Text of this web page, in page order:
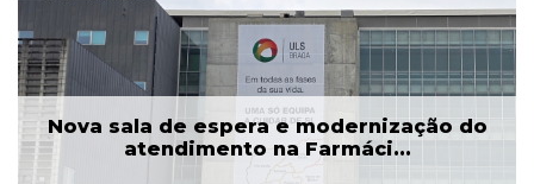
Nova sala de espera e modernização do
atendimento na Farmáci...